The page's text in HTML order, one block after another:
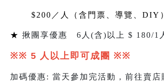
$200 ／人（含門票、導覽、DIY
★ 揪團享優惠 6 人 (含) 以上 $ 180/1
※※ 5 人以上即可成團 ※※
加碼優惠: 當天參加完活動，前往賣